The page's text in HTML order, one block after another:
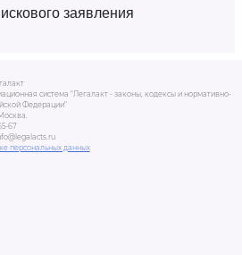
заявления
система "Легалакт - законы, кодексы и нормативно-
Федерации"
67
персональных данных